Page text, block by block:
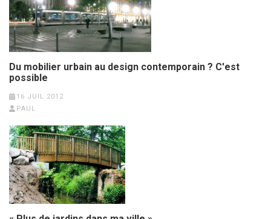
Du mobilier urbain au design contemporain ? C'est
possible
16 JUIL 2012
PAUL